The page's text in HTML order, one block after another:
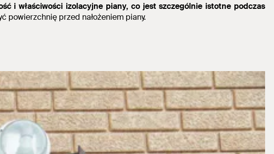
i właściwości izolacyjne piany, co jest szczególnie istotne podczas
powierzchnię przed nałożeniem piany.